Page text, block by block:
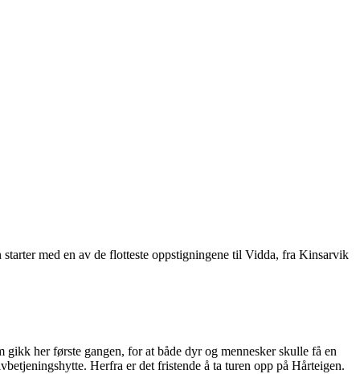
med en av de flotteste oppstigningene til Vidda, fra Kinsarvik
her første gangen, for at både dyr og mennesker skulle få en
Herfra er det fristende å ta turen opp på Hårteigen.